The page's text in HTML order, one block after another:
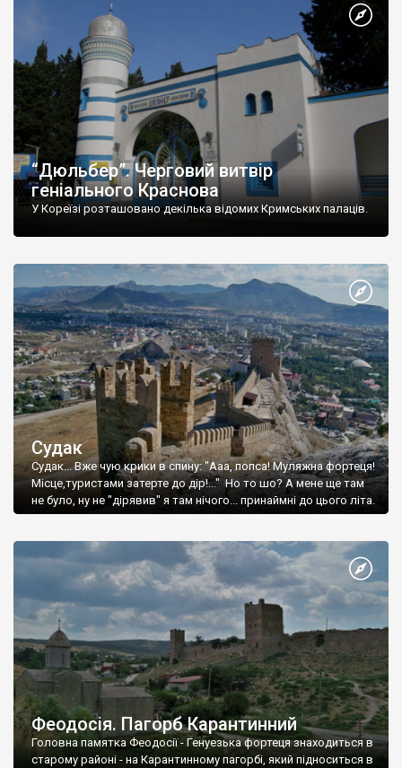
“Дюльбер”. Черговий витвір
геніального Краснова
У Кореїзі розташовано декілька відомих Кримських палаців.
Судак
Судак... Вже чую крики в спину: "Ааа, попса! Муляжна фортеця!
Місце,туристами затерте до дір!..." Но то шо? А мене ще там
не було, ну не "дірявив" я там нічого... принаймні до цього літа.
Феодосія. Пагорб Карантинний
Головна памятка Феодосії - Генуезька фортеця знаходиться в
старому районі - на Карантинному пагорбі, який підноситься в